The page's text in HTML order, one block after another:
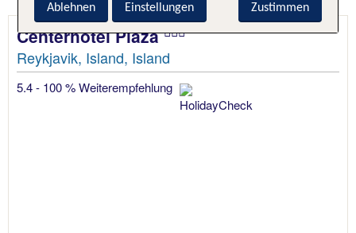
Centerhotel Plaza
Reykjavik, Island, Island
5.4 - 100 % Weiterempfehlung
Zustimmen
Ablehnen Einstellungen